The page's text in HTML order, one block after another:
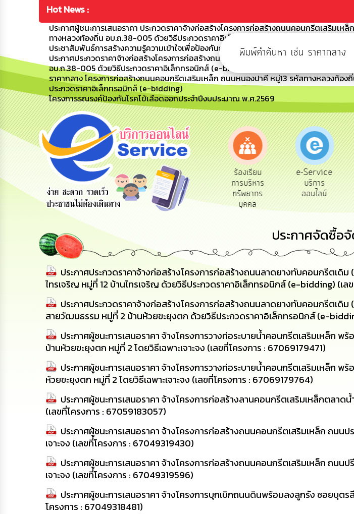
Hot News :
ประกาศผู้ชนะการเสนอราคา ประกวดราคาจ้างก่อสร้างโครงการก่อสร้างถนนคอนกรีตเสริมเห
ทางหลวงท้องถิ่น อบ.ถ.38-005 ด้วยวิธีประกวดราคาอิเล็กทรอนิกส์ (e-bidding)
ประชาสัมพันธ์การสร้างความรู้ความเข้าใจเพื่อป้องกันการหลอกลวงทางออนไลน์ (Scammer)
ประกาศประกวดราคาจ้างก่อสร้างโครงการก่อสร้างถนนคอนกรีตเสริมเหล็ก ถนนหนองปาคี หมู่
อบ.ถ.38-005 ด้วยวิธีประกวดราคาอิเล็กทรอนิกส์ (e-bidding)
ราคากลาง โครงการก่อสร้างถนนคอนกรีตเสริมเหล็ก ถนนหนองปาคี หมู่13 รหัสทางหลวงท้อ
ประกวดราคาอิเล็กทรอนิกส์ (e-bidding)
โครงการรณรงค์ป้องกันโรคไข้เลือดออกประจำปีงบประมาณ พ.ศ.2569
ร้องเรียน
ร้องทุกข์
ร้องเรียน
การทุจริต
ร้องเรียน
การบริหาร
ทรัพยากร
บุคคล
e-Service
บริการ
ออนไลน์
ถามตอบ
Q&A
ประกาศจัดซื้อ
ประกาศประกวดราคาจ้างก่อสร้างโครงการก่อสร้างถนนลาดยางทับคอนกรีตเ
ไทรเจริญ หมู่ที่ 12 บ้านไทรเจริญ ด้วยวิธีประกวดราคาอิเล็กทรอนิกส์ (e-bidding) (เล
ประกาศประกวดราคาจ้างก่อสร้างโครงการก่อสร้างถนนลาดยางทับคอนกรีตเดิ
สายวัฒนธรรม หมู่ที่ 2 บ้านห้วยขะยุงตก ด้วยวิธีประกวดราคาอิเล็กทรอนิกส์ (e-
ประกาศผู้ชนะการเสนอราคา จ้างโครงการวางท่อระบายน้ำคอนกรีตเสริมเหล็ก
บ้านห้วยขะยุงตก หมู่ที่ 2 โดยวิธีเฉพาะเจาะจง (เลขที่โครงการ : 67069179471)
ประกาศผู้ชนะการเสนอราคา จ้างโครงการวางท่อระบายน้ำคอนกรีตเสริมเหล็ก
ห้วยขะยุงตก หมู่ที่ 2 โดยวิธีเฉพาะเจาะจง (เลขที่โครงการ : 67069179764)
ประกาศผู้ชนะการเสนอราคา จ้างโครงการก่อสร้างลานคอนกรีตเสริมเหล็กตลาดน้
(เลขที่โครงการ : 67059183057)
ประกาศผู้ชนะการเสนอราคา จ้างโครงการก่อสร้างถนนคอนกรีตเสริมเหล็ก ถนน
เจาะจง (เลขที่โครงการ : 67049319430)
ประกาศผู้ชนะการเสนอราคา จ้างโครงการก่อสร้างถนนคอนกรีตเสริมเหล็ก ถนน
เจาะจง (เลขที่โครงการ : 67049319596)
ประกาศผู้ชนะการเสนอราคา จ้างโครงการบุกเบิกถนนดินพร้อมลงลูกรัง ซอยบุตร
โครงการ : 67049318481)